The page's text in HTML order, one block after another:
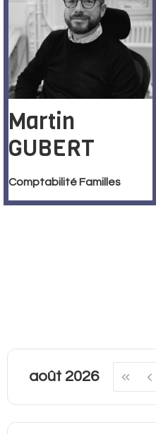
Martin
GUBERT
Comptabilité Familles
août 2026